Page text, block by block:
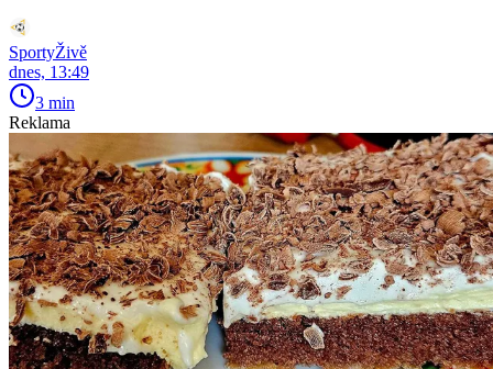
SportyŽivě
dnes, 13:49
3 min
Reklama